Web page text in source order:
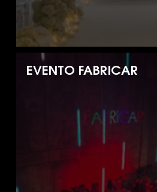
EVENTO FABRICAR